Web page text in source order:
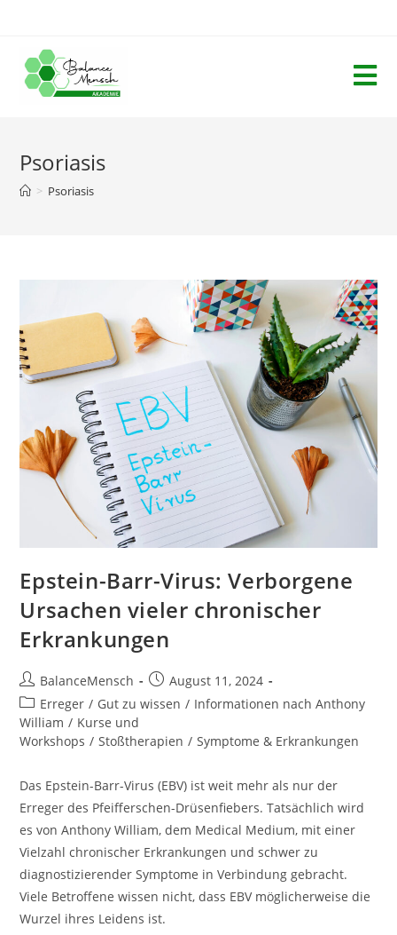
Psoriasis
> Psoriasis
Epstein-Barr-Virus: Verborgene
Ursachen vieler chronischer
Erkrankungen
BalanceMensch
August 11, 2024
Erreger / Gut zu wissen / Informationen nach Anthony
William / Kurse und
Workshops / Stoßtherapien / Symptome & Erkrankungen
Das Epstein-Barr-Virus (EBV) ist weit mehr als nur der
Erreger des Pfeifferschen-Drüsenfiebers. Tatsächlich wird
es von Anthony William, dem Medical Medium, mit einer
Vielzahl chronischer Erkrankungen und schwer zu
diagnostizierender Symptome in Verbindung gebracht.
Viele Betroffene wissen nicht, dass EBV möglicherweise die
Wurzel ihres Leidens ist.